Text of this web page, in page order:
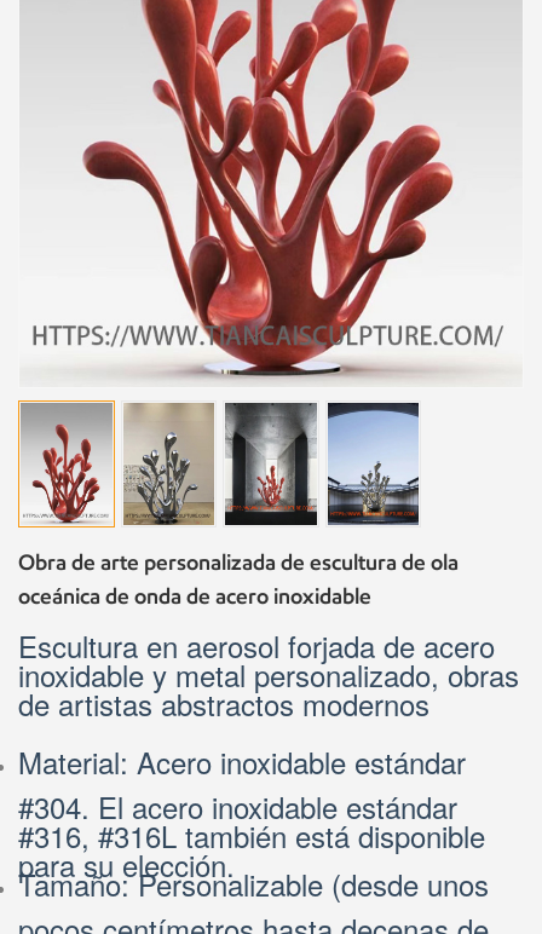
Obra de arte personalizada de escultura de ola
oceánica de onda de acero inoxidable
Escultura en aerosol forjada de acero
inoxidable y metal personalizado, obras
de artistas abstractos modernos
Material: Acero inoxidable estándar
#304. El acero inoxidable estándar
#316, #316L también está disponible
para su elección.
Tamaño: Personalizable (desde unos
pocos centímetros hasta decenas de